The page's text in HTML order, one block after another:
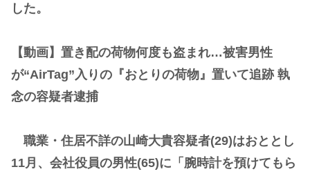
した。
【動画】置き配の荷物何度も盗まれ…被害男性
が“AirTag”入りの『おとりの荷物』置いて追跡 執
念の容疑者逮捕
職業・住居不詳の山崎大貴容疑者(29)はおととし
11月、会社役員の男性(65)に「腕時計を預けてもら